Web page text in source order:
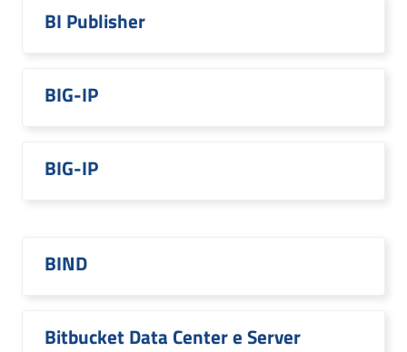
BI Publisher
BIG-IP
BIG-IP
BIND
Bitbucket Data Center e Server